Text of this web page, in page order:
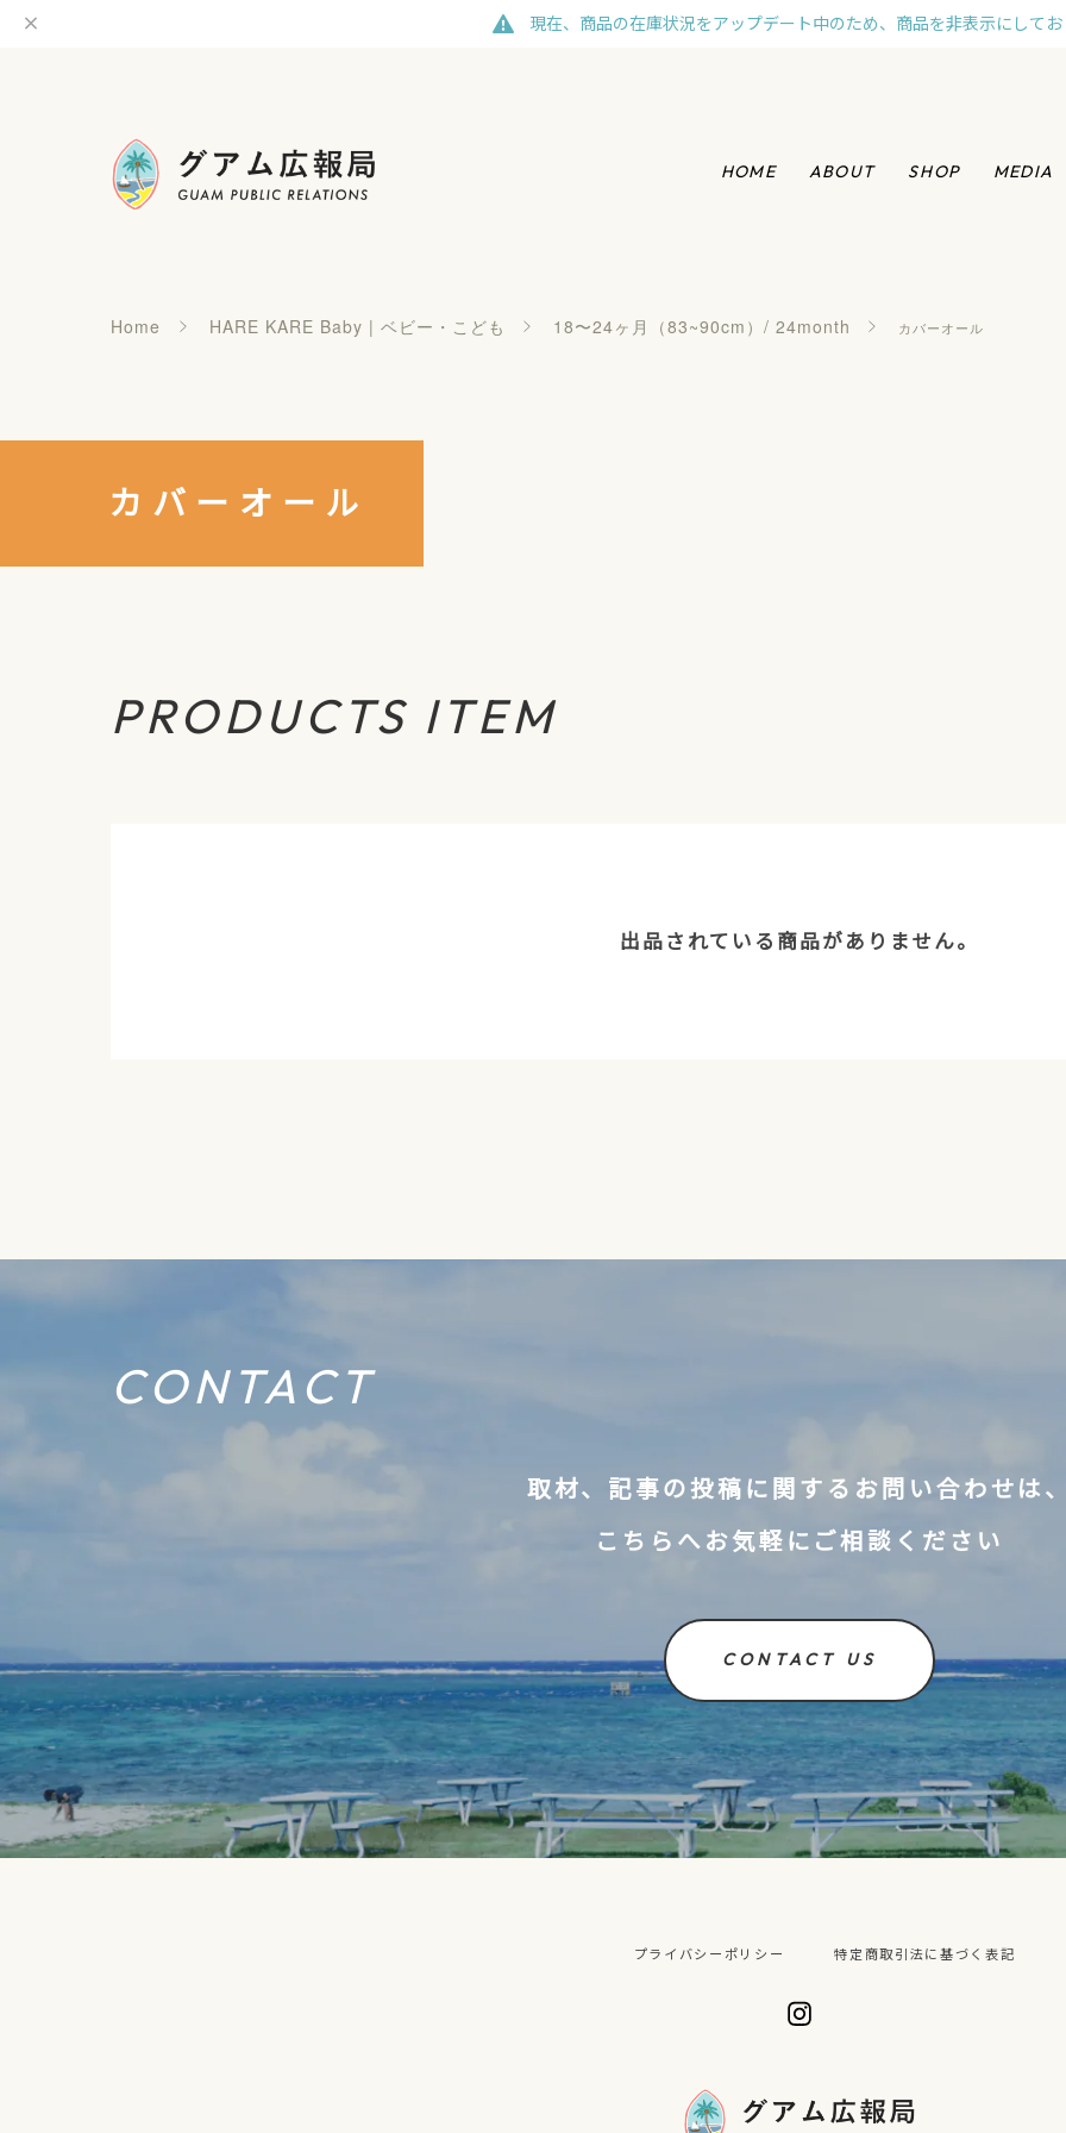
現在、商品の在庫状況をアップデート中のため、商品を非表示にして
HOME ABOUT SHOP MEDIA
Home HARE KARE Baby | ベビー・こども 18〜24ヶ月（83~90cm）/ 24month カバーオール
カバーオール
PRODUCTS ITEM
出品されている商品がありません。
CONTACT
取材、記事の投稿に関するお問い合わせは
こちらへお気軽にご相談ください
CONTACT US
プライバシーポリシー 特定商取引法に基づく表記